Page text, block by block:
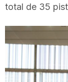
e
total de 35